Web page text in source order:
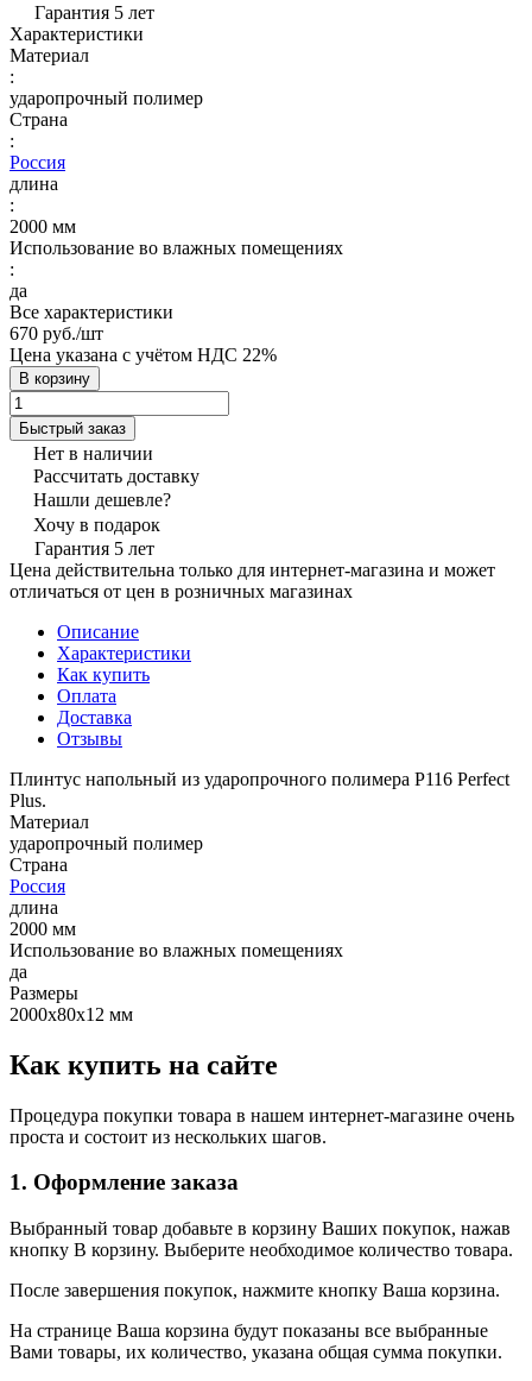
Гарантия 5 лет
Характеристики
Материал
:
ударопрочный полимер
Страна
:
Россия
длина
:
2000 мм
Использование во влажных помещениях
:
да
Все характеристики
670 руб./шт
Цена указана с учётом НДС 22%
В корзину
Быстрый заказ
Нет в наличии
Рассчитать доставку
Нашли дешевле?
Хочу в подарок
Гарантия 5 лет
Цена действительна только для интернет-магазина и может
отличаться от цен в розничных магазинах
Описание
Характеристики
Как купить
Оплата
Доставка
Отзывы
Плинтус напольный из ударопрочного полимера P116 Perfect
Plus.
Материал
ударопрочный полимер
Страна
Россия
длина
2000 мм
Использование во влажных помещениях
да
Размеры
2000х80х12 мм
Как купить на сайте
Процедура покупки товара в нашем интернет-магазине очень
проста и состоит из нескольких шагов.
1. Оформление заказа
Выбранный товар добавьте в корзину Ваших покупок, нажав
кнопку В корзину. Выберите необходимое количество товара.
После завершения покупок, нажмите кнопку Ваша корзина.
На странице Ваша корзина будут показаны все выбранные
Вами товары, их количество, указана общая сумма покупки.